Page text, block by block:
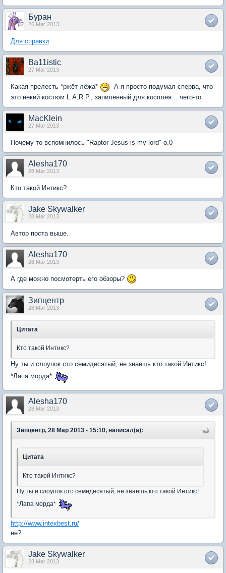
Буран
26 Mar 2013
Для справки
Ba11istic
27 Mar 2013
Какая прелесть *ржёт лёжа*
А я просто подумал сперва, что
это некий костюм L.A.R.P., запиленный для косплея... чего-то.
MacKlein
27 Mar 2013
Почему-то вспомнилось "Raptor Jesus is my lord" о.0
Alesha170
28 Mar 2013
Кто такой Интикс?
Jake Skywalker
28 Mar 2013
Автор поста выше.
Alesha170
28 Mar 2013
А где можно посмотерть его обзоры?
Зипцентр
28 Mar 2013
Цитата
Кто такой Интикс?
Ну ты и слоупок сто семидесятый, не знаешь кто такой Интикс!
*Лапа морда*
Alesha170
28 Mar 2013
Зипцентр, 28 Мар 2013 - 15:10, написал(а):
Цитата
Кто такой Интикс?
Ну ты и слоупок сто семидесятый, не знаешь кто такой Интикс!
*Лапа морда*
http://www.intexbest.ru/
не?
Jake Skywalker
28 Mar 2013